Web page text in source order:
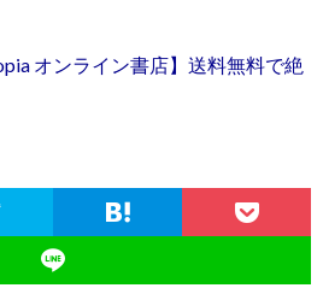
オンライン書店】送料無料で絶